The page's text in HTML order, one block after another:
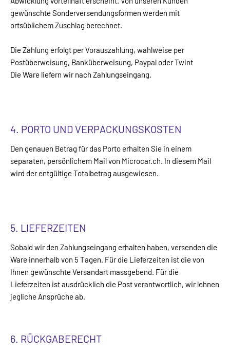
gewünschte Sonderversendungsformen werden mit
ortsüblichem Zuschlag berechnet.
Die Zahlung erfolgt per Vorauszahlung, wahlweise per
Postüberweisung, Banküberweisung, Paypal oder Twint
Die Ware liefern wir nach Zahlungseingang.
4. PORTO UND VERPACKUNGSKOSTEN
Den genauen Betrag für das Porto erhalten Sie in einem
separaten, persönlichem Mail von Microcar.ch. In diesem Mail
wird der entgültige Totalbetrag ausgewiesen.
5. LIEFERZEITEN
Sobald wir den Zahlungseingang erhalten haben, versenden die
Ware innerhalb von 5 Tagen. Für die Lieferzeiten ist die von
Ihnen gewünschte Versandart massgebend. Für die
Lieferzeiten ist ausdrücklich die Post verantwortlich, wir lehnen
jegliche Ansprüche ab.
6. RÜCKGABERECHT